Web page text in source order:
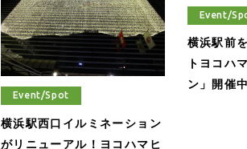
Event/Spot
横浜駅西口イルミネーション
がリニューアル！ヨコハマヒ
Event/
横浜駅前
トヨコハ
ン」開催